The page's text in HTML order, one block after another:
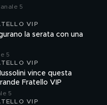
5
VIP
la serata con una
5
VIP
vince questa
Fratello VIP
5
VIP